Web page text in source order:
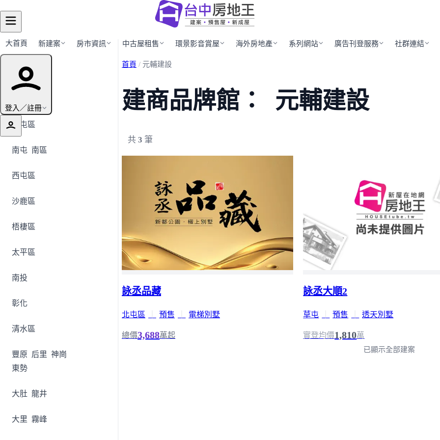
大首頁 新建案 房市資訊 中古屋租售 環景影音賞屋 海外房地產 系列網站 廣告刊登服務 社群連結
登入／註冊
行政區導覽
北屯區
南屯 南區
西屯區
沙鹿區
梧棲區
太平區
南投
彰化
清水區
豐原 后里 神崗
東勢
大肚 龍井
大里 霧峰
首頁 / 元輔建設
建商品牌館： 元輔建設
共 3 筆
詠丞品藏
北屯區 預售 電梯別墅
總價3,688萬起
詠丞大順2
草屯 預售 透天別墅
實登均價1,810萬
已顯示全部建案